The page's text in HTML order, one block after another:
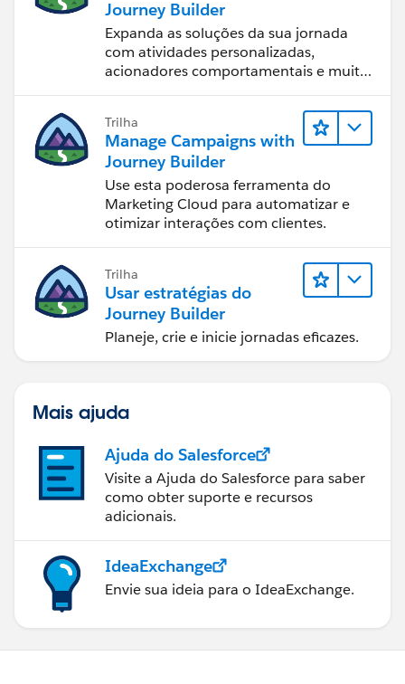
Journey Builder
Expanda as soluções da sua jornada
com atividades personalizadas,
acionadores comportamentais e muito
Trilha
Manage Campaigns with
Journey Builder
Use esta poderosa ferramenta do
Marketing Cloud para automatizar e
otimizar interações com clientes.
Trilha
Usar estratégias do
Journey Builder
Planeje, crie e inicie jornadas eficazes.
Mais ajuda
Ajuda do Salesforce
Visite a Ajuda do Salesforce para saber
como obter suporte e recursos
adicionais.
IdeaExchange
Envie sua ideia para o IdeaExchange.